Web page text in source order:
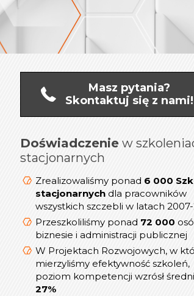
Masz pytania?
Skontaktuj się z nami!
Doświadczenie w
stacjonarnych
Zrealizowaliśmy ponad 6 000
stacjonarnych dla pracowników
wszystkich szczebli w latach 2007-
Przeszkoliliśmy ponad 72 000
biznesie i administracji publicznej
W Projektach Rozwojowych, w
mierzyliśmy efektywność szkoleń,
poziom kompetencji wzrósł
27%
online
Zrealizowaliśmy
1 200 Szkoleń
online/
dla kadry
Menedżerskiej w latach 2019-
Przeszkoliliśmy
800
prezesów,
dyrektorów,
W Projektach Rozwojowych, w
mierzyliśmy efektywność
poziom kompetencji wzrósł